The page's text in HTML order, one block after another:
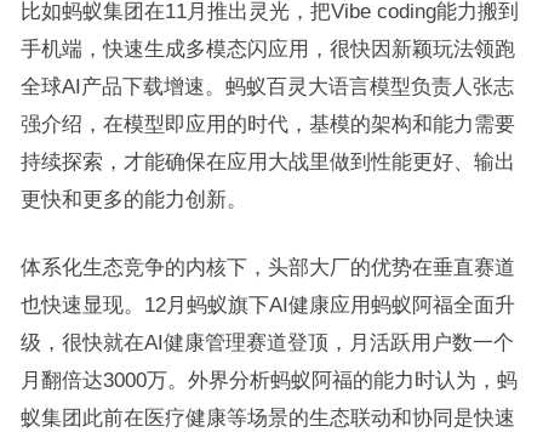
比如蚂蚁集团在11月推出灵光，把Vibe coding能力搬到
手机端，快速生成多模态闪应用，很快因新颖玩法领跑
全球AI产品下载增速。蚂蚁百灵大语言模型负责人张志
强介绍，在模型即应用的时代，基模的架构和能力需要
持续探索，才能确保在应用大战里做到性能更好、输出
更快和更多的能力创新。
体系化生态竞争的内核下，头部大厂的优势在垂直赛道
也快速显现。12月蚂蚁旗下AI健康应用蚂蚁阿福全面升
级，很快就在AI健康管理赛道登顶，月活跃用户数一个
月翻倍达3000万。外界分析蚂蚁阿福的能力时认为，蚂
蚁集团此前在医疗健康等场景的生态联动和协同是快速